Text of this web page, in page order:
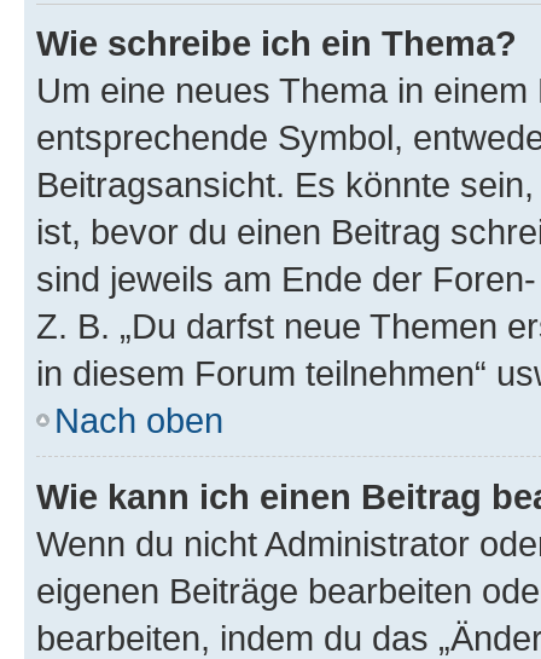
Wie schreibe ich ein Thema?
Um eine neues Thema in
entsprechende Symbol,
Beitragsansicht. Es könnte
ist, bevor du einen Beitrag
sind jeweils am Ende der
Z. B. „Du darfst neue Themen
in diesem Forum teilnehmen“
Nach oben
Wie kann ich einen Beitrag
Wenn du nicht Administrator
eigenen Beiträge bearbeiten
bearbeiten, indem du das